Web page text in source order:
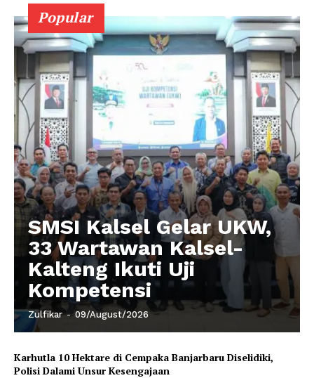
Popular
SMSI Kalsel Gelar UKW,
33 Wartawan Kalsel-
Kalteng Ikuti Uji
Kompetensi
Zulfikar - 09/August/2026
Karhutla 10 Hektare di Cempaka Banjarbaru Diselidiki,
Polisi Dalami Unsur Kesengajaan